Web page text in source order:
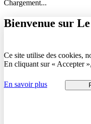
Chargement...
Bienvenue sur
Ce site utilise des cookies,
En cliquant sur « Accepter
En savoir plus